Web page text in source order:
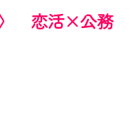
〉 恋活×公務